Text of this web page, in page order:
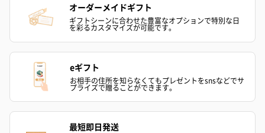
プリザーブドフラワー
ブーケ（ピンク）
（2,580円）
プリザーブドフラワー
ブーケ（ブルー）
（2,580円）
アミュレット
ぬいぐるみ
愛らしいぬいぐるみを同梱してお届けします。
誕生日・記念日・出産祝いなどのシーンにおすすめです。
オーダーメイドギフト
ギフトシーンに合わせた豊富なオプションで特別な日
を彩るカスタマイズが可能です。
eギフト
お相手の住所を知らなくてもプレゼントをsnsなどでサ
プライズで贈ることができます。
最短即日発送